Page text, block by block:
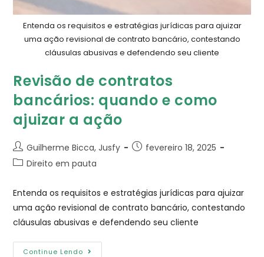
Entenda os requisitos e estratégias jurídicas para ajuizar
uma ação revisional de contrato bancário, contestando
cláusulas abusivas e defendendo seu cliente
Revisão de contratos
bancários: quando e como
ajuizar a ação
Guilherme Bicca, Jusfy
fevereiro 18, 2025
Direito em pauta
Entenda os requisitos e estratégias jurídicas para ajuizar
uma ação revisional de contrato bancário, contestando
cláusulas abusivas e defendendo seu cliente
Continue Lendo